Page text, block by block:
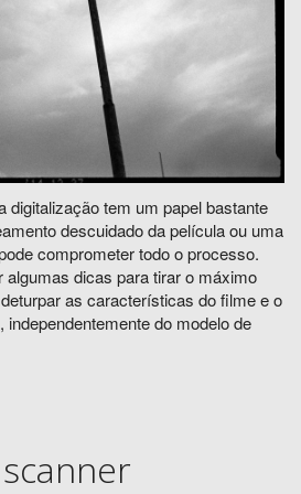
digitalização tem um papel bastante
descuidado da película ou uma
comprometer todo o processo.
algumas dicas para tirar o máximo
as características do filme e o
independentemente do modelo de